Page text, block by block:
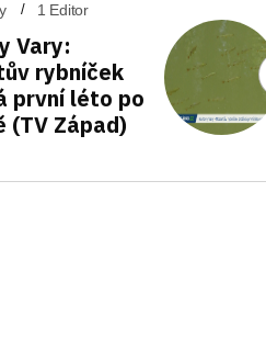
1 Editor
Vary:
rybníček
první léto po
(TV Západ)